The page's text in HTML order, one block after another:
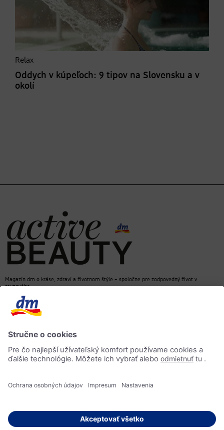
Relax
Oddych v kúpeľoch: 9 tipov na Slovensku a v
okolí
Magazín dm o kráse, zdraví a životnom štýle – spoločne pre zodpovedný život v
rovnováhe